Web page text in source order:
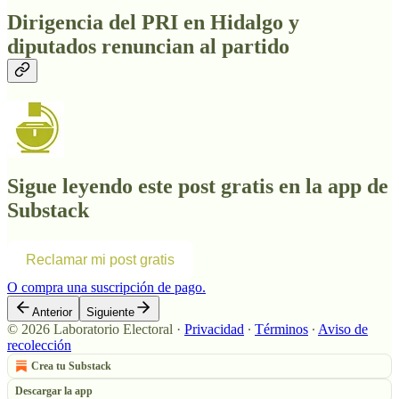
Dirigencia del PRI en Hidalgo y
diputados renuncian al partido
Sigue leyendo este post gratis en la app de
Substack
Reclamar mi post gratis
O compra una suscripción de pago.
Anterior Siguiente
© 2026 Laboratorio Electoral · Privacidad ∙ Términos ∙ Aviso de
recolección
Crea tu Substack
Descargar la app